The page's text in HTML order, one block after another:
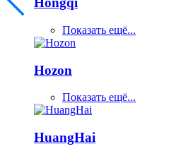
Показать ещё...
Hozon
Показать ещё...
HuangHai